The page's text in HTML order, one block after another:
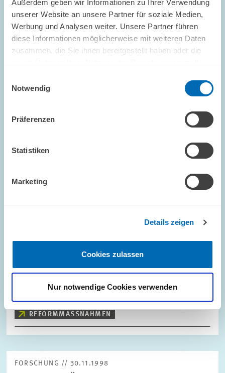
Außerdem geben wir Informationen zu Ihrer Verwendung
unserer Website an unsere Partner für soziale Medien,
Werbung und Analysen weiter. Unsere Partner führen
diese Informationen möglicherweise mit weiteren Daten
zusammen, die Sie ihnen bereitgestellt haben oder die
Notwendig
Präferenzen
Statistiken
Marketing
Details zeigen
Cookies zulassen
Nur notwendige Cookies verwenden
FORSCHUNG // 04.12.1998
Unternehmenssteuerreform -
Die Gesetzesentwürfe zur Unternehmenssteuerreform 1999,
Maßnahmen springt die Regierungskoalition jedoch zu kurz. Von
ihnen dürften keine positiven…
PRESSE UND REDAKTION
Stellungnahme zur geplanten Steuerreform
Unternehmenssteuerreform 1999, 2000 und 2002 wurden von
Lehrstuhl Prof. Jacobs hinsichtlich…
PRESSE UND REDAKTION
STEUERREFORM
REFORMMASSNAHMEN
FORSCHUNG // 30.11.1998